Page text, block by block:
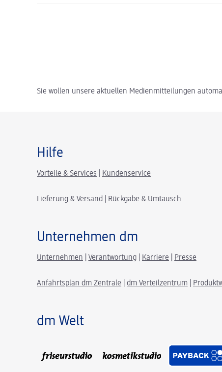
Sie wollen unsere aktuellen Medienmitteilungen
Hilfe
Vorteile & Services Kundenservice
Lieferung & Versand Rückgabe & Umtausch
Unternehmen dm
Unternehmen Verantwortung Karriere Presse
Anfahrtsplan dm Zentrale dm Verteilzentrum
dm Welt